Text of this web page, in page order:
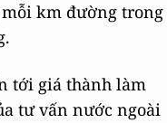
km đường trong
tới giá thành làm
tư vấn nước ngoài